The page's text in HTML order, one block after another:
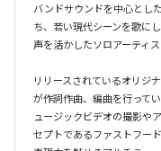
バンドサウンドを中心とし
ち、若い現代シーンを歌に
声を活かしたソロアーティス
リリースされているオリジ
が作詞作曲、編曲を行って
ュージックビデオの撮影や
セプトであるファストフー